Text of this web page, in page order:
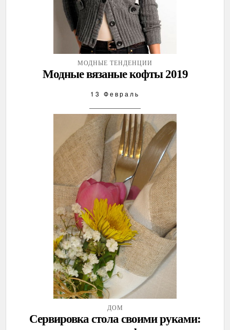
МОДНЫЕ ТЕНДЕНЦИИ
Модные вязаные кофты 2019
13 Февраль
ДОМ
Сервировка стола своими руками: